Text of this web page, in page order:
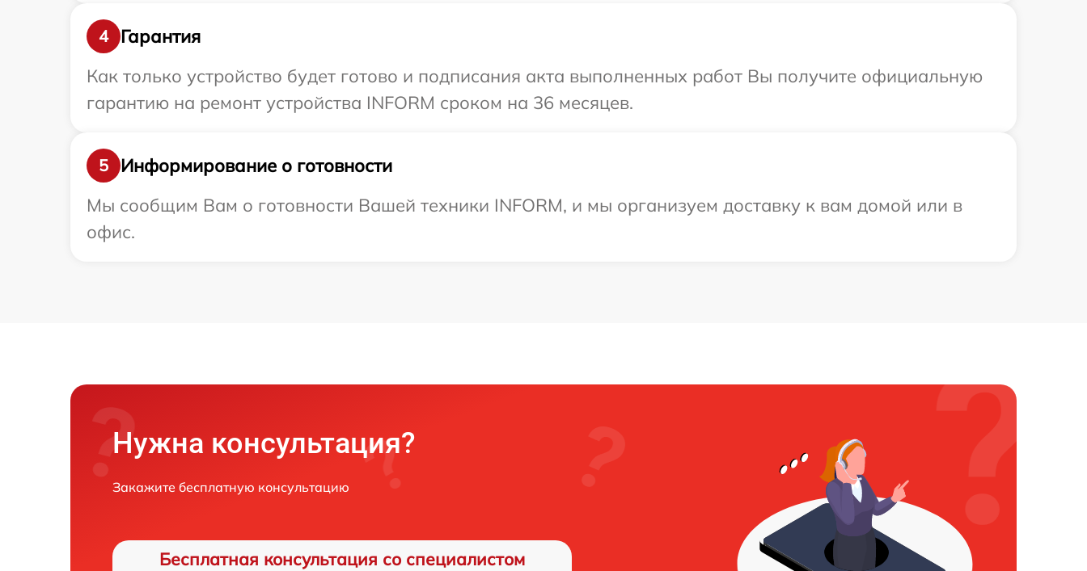
4
Гарантия
Как только устройство будет готово и подписания акта выполненных работ Вы получите официальную
гарантию на ремонт устройства INFORM сроком на 36 месяцев.
5
Информирование о готовности
Мы сообщим Вам о готовности Вашей техники INFORM, и мы организуем доставку к вам домой или в
офис.
Нужна консультация?
Закажите бесплатную консультацию
Бесплатная консультация со специалистом